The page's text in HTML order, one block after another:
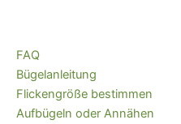
FAQ
Bügelanleitung
Flickengröße bestimmen
Aufbügeln oder Annähen